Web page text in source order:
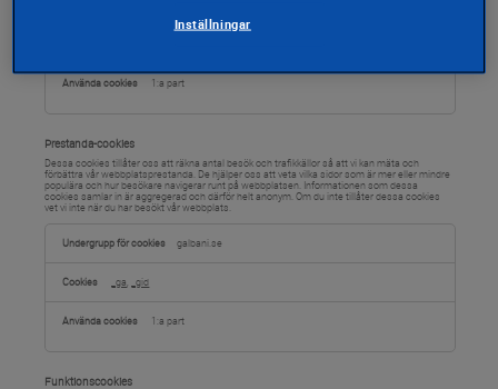
1:a part
Prestanda-cookies
Dessa cookies tillåter oss att räkna antal besök och trafikkällor så att vi kan mäta och
förbättra vår webbplatsprestanda. De hjälper oss att veta vilka sidor som är mer eller mindre
populära och hur besökare navigerar runt på webbplatsen. Informationen som dessa
cookies samlar in är aggregerad och därför helt anonym. Om du inte tillåter dessa cookies
vet vi inte när du har besökt vår webbplats.
cookies
galbani.se
_ga, _gid
1:a part
Funktionscookies
Inställningar